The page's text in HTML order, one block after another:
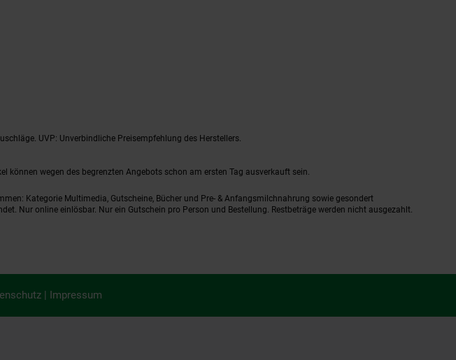
UVP: Unverbindliche Preisempfehlung des Herstellers.
wegen des begrenzten Angebots schon am ersten Tag ausverkauft sein.
Kategorie Multimedia, Gutscheine, Bücher und Pre- & Anfangsmilchnahrung sowie gesondert
Nur online einlösbar. Nur ein Gutschein pro Person und Bestellung. Restbeträge werden nicht ausgezahlt.
| Impressum